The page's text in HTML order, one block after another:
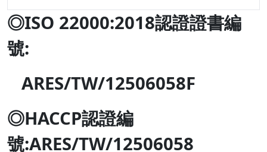
◎ISO 22000:2018認證證書編
號:
ARES/TW/12506058F
◎HACCP認證編
號:ARES/TW/12506058